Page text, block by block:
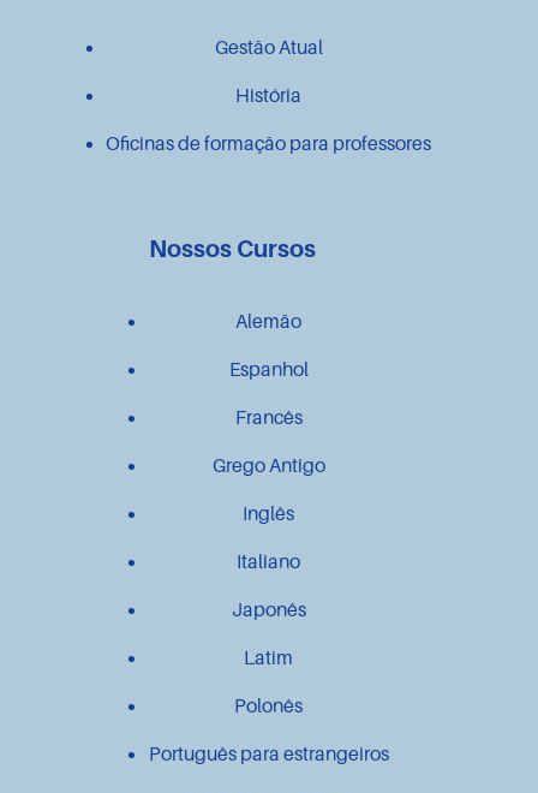
Gestão Atual
História
Oficinas de formação para professores
Nossos Cursos
Alemão
Espanhol
Francês
Grego Antigo
Inglês
Italiano
Japonês
Latim
Polonês
Português para estrangeiros